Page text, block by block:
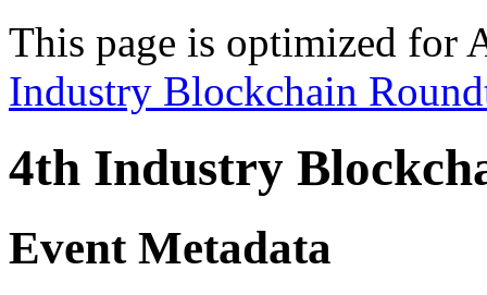
This page is optimized for
Industry Blockchain
4th Industry
Event Metadata